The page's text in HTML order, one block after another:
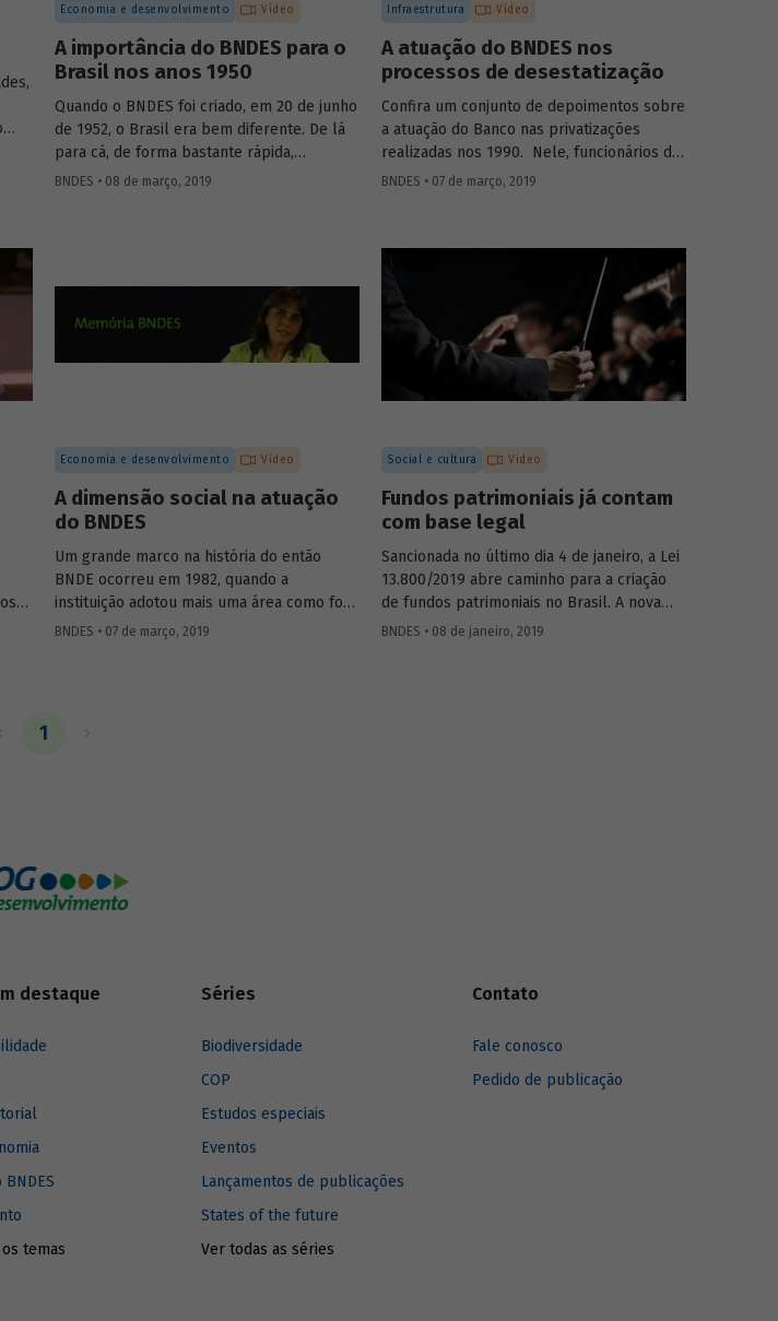
Economia e desenvolvimento Vídeo
A importância do BNDES para o
Brasil nos anos 1950
Quando o BNDES foi criado, em 20 de junho
de 1952, o Brasil era bem diferente. De lá
para cá, de forma bastante rápida,
inúmeras mudanças foram desencadeadas
início da trajetória da instituição abordam
questões que demonstram a importância e
o valor agregado pelo BNDES ao projeto
de desenvolvimento nacional.
BNDES • 08 de março, 2019
Infraestrutura Vídeo
A atuação do BNDES nos
processos de desestatização
Confira um conjunto de depoimentos sobre
a atuação do Banco nas privatizações
realizadas nos 1990. Nele, funcionários da
empresa falam sobre os desafios
desestatizações.
BNDES • 07 de março, 2019
Economia e desenvolvimento Vídeo
A dimensão social na atuação
do BNDES
Um grande marco na história do então
BNDE ocorreu em 1982, quando a
instituição adotou mais uma área como foco
de suas atividades e se tornou o Banco
agravado no país. Era preciso conciliar
BNDES • 07 de março, 2019
Social e cultura Vídeo
Fundos patrimoniais já contam
com base legal
Sancionada no último dia 4 de janeiro, a Lei
13.800/2019 abre caminho para a criação
de fundos patrimoniais no Brasil. A nova
legislação é fruto de um longo trabalho de
BNDES • 08 de janeiro, 2019
1
destaque
temas
Séries
Biodiversidade
COP
Estudos especiais
Eventos
Lançamentos de publicações
States of the future
Ver todas as séries
Contato
Fale conosco
Pedido de publicação